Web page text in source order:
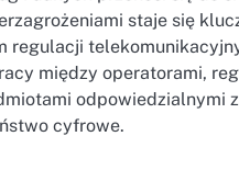
staje się
regulacji
między operatorami,
odpowiedzialnymi
cyfrowe.